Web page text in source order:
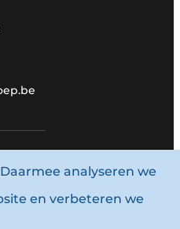
analyseren we
en verbeteren we